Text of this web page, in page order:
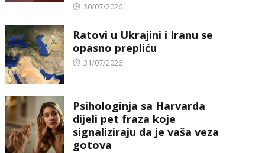
Posted
30/07/2026
Ratovi u Ukrajini i Iranu se
opasno prepliću
Posted
31/07/2026
Psihologinja sa Harvarda
dijeli pet fraza koje
signaliziraju da je vaša veza
gotova